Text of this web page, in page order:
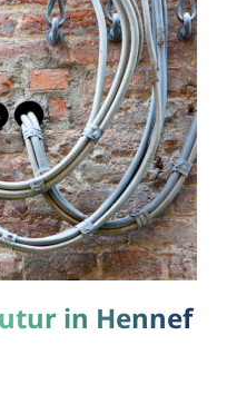
in Hennef